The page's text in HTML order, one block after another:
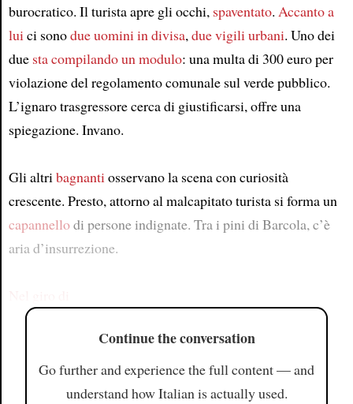
burocratico. Il turista apre gli occhi, spaventato. Accanto a
luici sonodue uomini in divisa,due vigili urbani. Uno dei
due sta compilando un modulo: una multa di 300 euro per
violazione del regolamento comunale sul verde pubblico.
L’ignaro trasgressore cerca di giustificarsi, offre una
spiegazione. Invano.
Gli altribagnantiosservano la scena con curiosità
crescente. Presto, attorno al malcapitato turista si forma un
capannellodi persone indignate. Tra i pini di Barcola, c’è
aria d’insurrezione.
Continue the conversation
Go further and experience the full content — and
understand how Italian is actually used.